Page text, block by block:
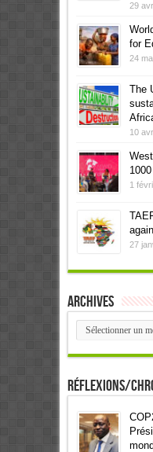
29
for
24
The
10
1
27
Archives
Archives
Réflexions/